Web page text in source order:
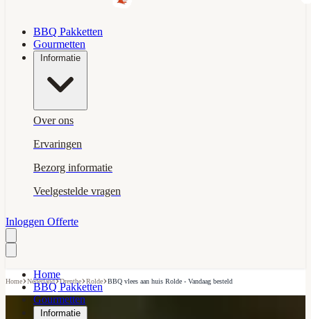
BBQ Pakketten
Gourmetten
Informatie
Over ons
Ervaringen
Bezorg informatie
Veelgestelde vragen
Inloggen Offerte
Home
BBQ Pakketten
Gourmetten
Informatie
Home›Nederland›Drenthe›Rolde›BBQ vlees aan huis Rolde - Vandaag besteld